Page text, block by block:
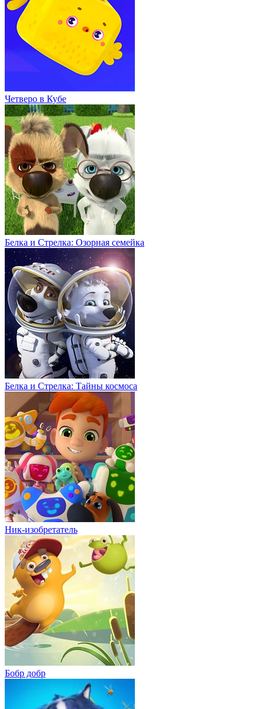
Четверо в Кубе
Белка и Стрелка: Озорная семейка
Белка и Стрелка: Тайны космоса
Ник-изобретатель
Бобр добр